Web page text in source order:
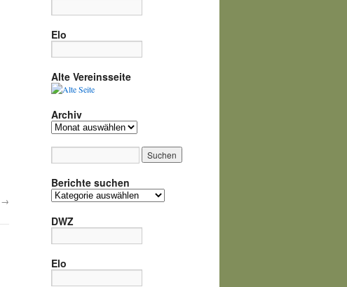
→
Elo
Alte Vereinsseite
Archiv
Archiv
Berichte suchen
Berichte
DWZ
Elo